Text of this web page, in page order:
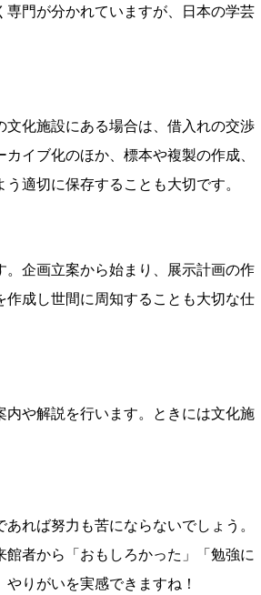
門が分かれていますが、日本の学芸
化施設にある場合は、借入れの交渉
イブ化のほか、標本や複製の作成、
適切に保存することも大切です。
企画立案から始まり、展示計画の作
成し世間に周知することも大切な仕
や解説を行います。ときには文化施
れば努力も苦にならないでしょう。
者から「おもしろかった」「勉強に
りがいを実感できますね！